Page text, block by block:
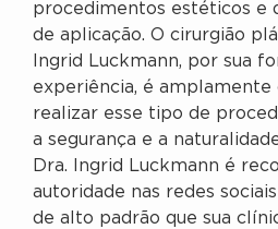
procedimentos estéticos e
de aplicação. O cirurgião
Ingrid Luckmann, por sua
experiência, é amplamente
realizar esse tipo de
a segurança e a
Dra. Ingrid Luckmann é
autoridade nas redes
de alto padrão que sua